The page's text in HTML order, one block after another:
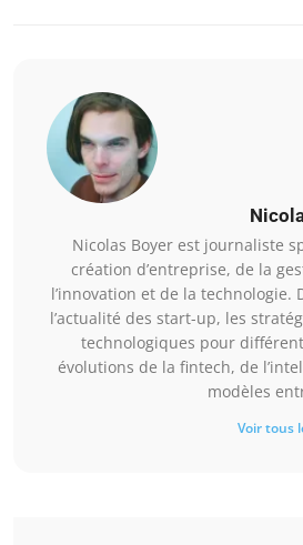
Nicolas Boyer est journaliste
création d’entreprise, de la
l’innovation et de la
l’actualité des start-up, les
technologiques pour
évolutions de la fintech, de
modèles
Voir tous